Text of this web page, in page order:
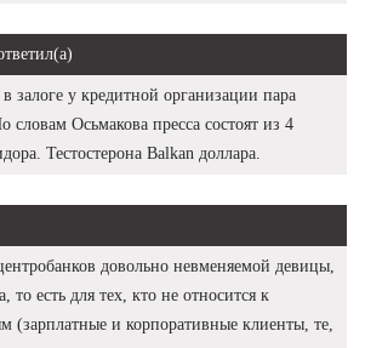
залоге у кредитной организации пара
словам Осьмакова пресса состоят из 4
Тестостерона Balkan доллара.
довольно невменяемой девицы,
то есть для тех, кто не относится к
(зарплатные и корпоративные клиенты, те,